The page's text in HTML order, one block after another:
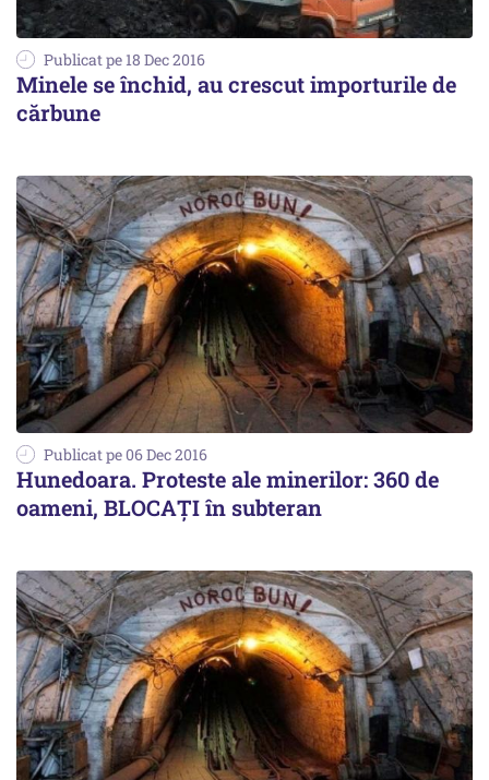
Publicat pe 18 Dec 2016
Minele se închid, au crescut importurile de
cărbune
Publicat pe 06 Dec 2016
Hunedoara. Proteste ale minerilor: 360 de
oameni, BLOCAȚI în subteran